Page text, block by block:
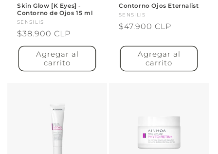
Skin Glow [K Eyes] -
Contorno de Ojos 15 ml
Proveedor:
SENSILIS
Precio
habitual
$38.900 CLP
Agregar al
carrito
Contorno Ojos Eternalist
Proveedor:
SENSILIS
Precio
$47.900 CLP
Agregar al
carrito